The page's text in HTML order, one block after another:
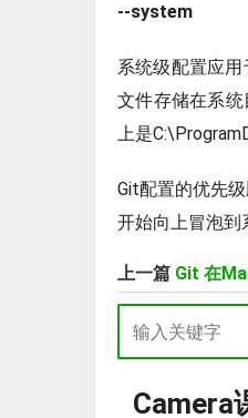
--system
系统级配置应
文件存储在系
上是
Git配置的优先
开始向上冒泡到
上一篇 Git 在
Camera